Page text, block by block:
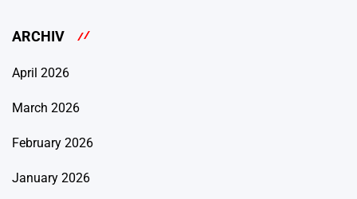
ARCHIV
April 2026
March 2026
February 2026
January 2026